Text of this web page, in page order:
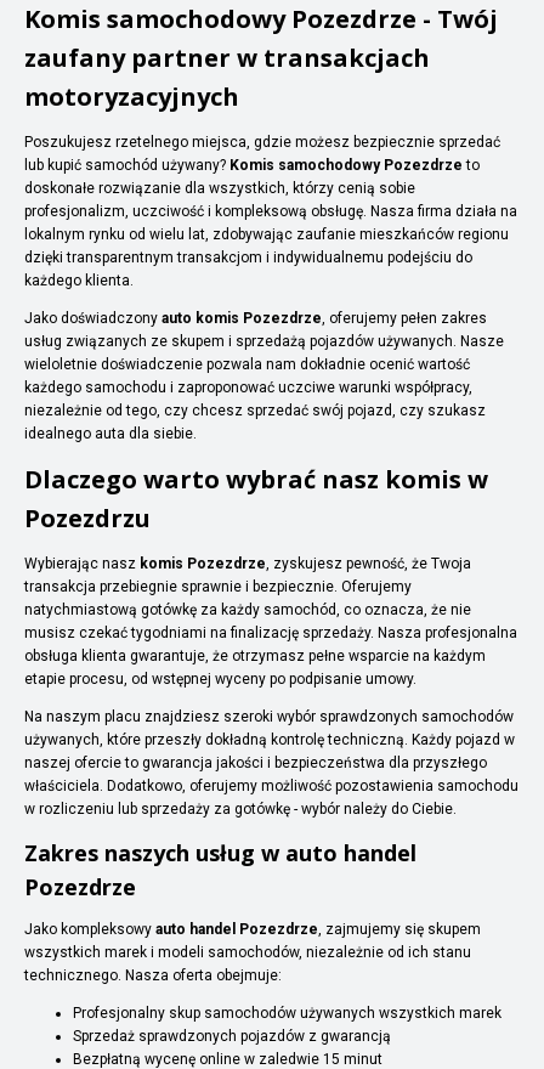
Komis samochodowy Pozezdrze - Twój
zaufany partner w transakcjach
motoryzacyjnych
Poszukujesz rzetelnego miejsca, gdzie możesz bezpiecznie sprzedać
lub kupić samochód używany? Komis samochodowy Pozezdrze to
doskonałe rozwiązanie dla wszystkich, którzy cenią sobie
profesjonalizm, uczciwość i kompleksową obsługę. Nasza firma działa na
lokalnym rynku od wielu lat, zdobywając zaufanie mieszkańców regionu
dzięki transparentnym transakcjom i indywidualnemu podejściu do
każdego klienta.
Jako doświadczony auto komis Pozezdrze, oferujemy pełen zakres
usług związanych ze skupem i sprzedażą pojazdów używanych. Nasze
wieloletnie doświadczenie pozwala nam dokładnie ocenić wartość
każdego samochodu i zaproponować uczciwe warunki współpracy,
niezależnie od tego, czy chcesz sprzedać swój pojazd, czy szukasz
idealnego auta dla siebie.
Dlaczego warto wybrać nasz komis w
Pozezdrzu
Wybierając nasz komis Pozezdrze, zyskujesz pewność, że Twoja
transakcja przebiegnie sprawnie i bezpiecznie. Oferujemy
natychmiastową gotówkę za każdy samochód, co oznacza, że nie
musisz czekać tygodniami na finalizację sprzedaży. Nasza profesjonalna
obsługa klienta gwarantuje, że otrzymasz pełne wsparcie na każdym
etapie procesu, od wstępnej wyceny po podpisanie umowy.
Na naszym placu znajdziesz szeroki wybór sprawdzonych samochodów
używanych, które przeszły dokładną kontrolę techniczną. Każdy pojazd w
naszej ofercie to gwarancja jakości i bezpieczeństwa dla przyszłego
właściciela. Dodatkowo, oferujemy możliwość pozostawienia samochodu
w rozliczeniu lub sprzedaży za gotówkę - wybór należy do Ciebie.
Zakres naszych usług w auto handel
Pozezdrze
Jako kompleksowy auto handel Pozezdrze, zajmujemy się skupem
wszystkich marek i modeli samochodów, niezależnie od ich stanu
technicznego. Nasza oferta obejmuje:
Profesjonalny skup samochodów używanych wszystkich marek
Sprzedaż sprawdzonych pojazdów z gwarancją
Bezpłatną wycenę online w zaledwie 15 minut